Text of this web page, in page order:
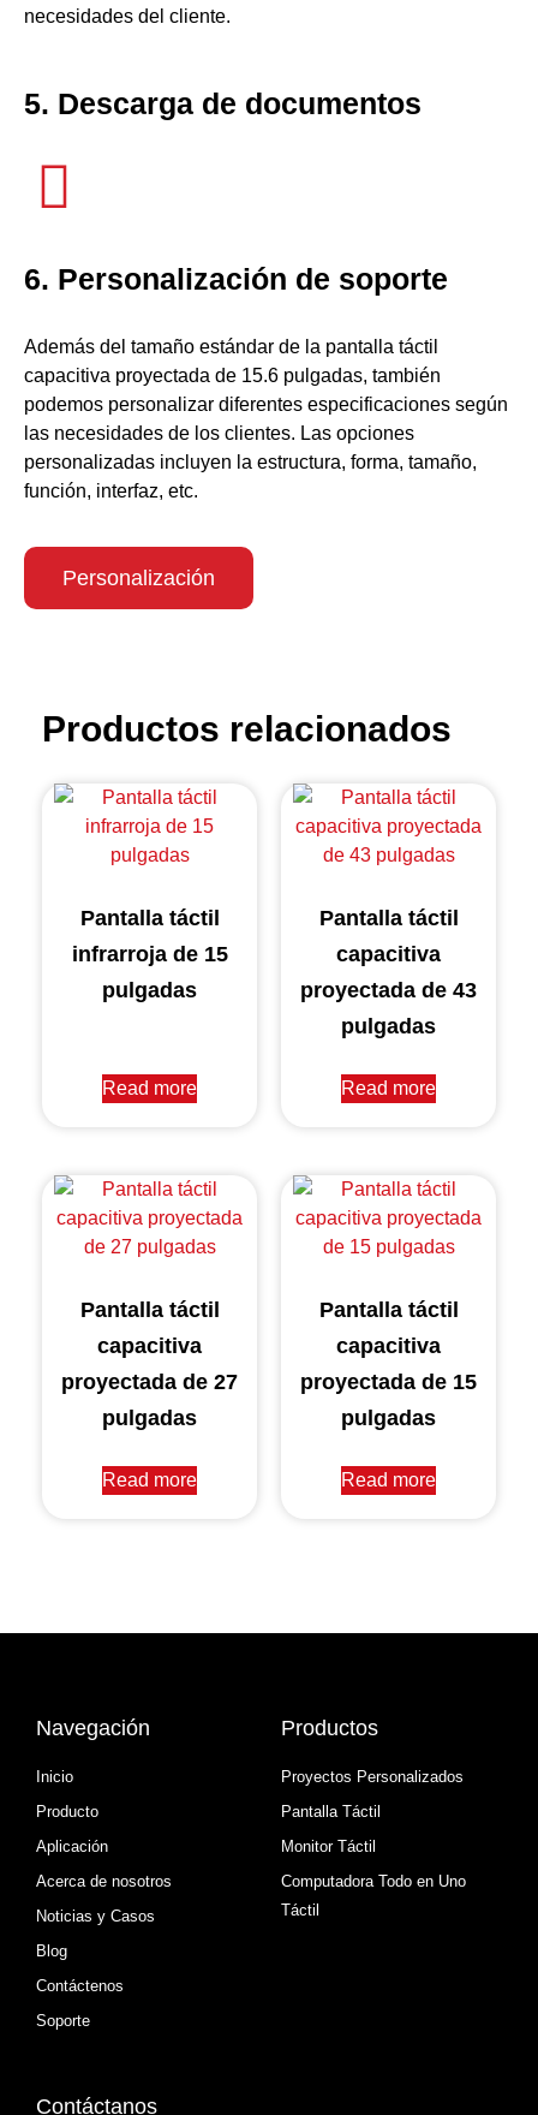
necesidades del cliente.
5. Descarga de documentos
6. Personalización de soporte
Además del tamaño estándar de la pantalla táctil
capacitiva proyectada de 15.6 pulgadas, también
podemos personalizar diferentes especificaciones según
las necesidades de los clientes. Las opciones
personalizadas incluyen la estructura, forma, tamaño,
función, interfaz, etc.
Personalización
Productos relacionados
Pantalla táctil
infrarroja de 15
pulgadas
Read more
Pantalla táctil
capacitiva
proyectada de 43
pulgadas
Read more
Pantalla táctil
capacitiva
proyectada de 27
pulgadas
Read more
Pantalla táctil
capacitiva
proyectada de 15
pulgadas
Read more
Navegación
Inicio
Producto
Aplicación
Acerca de nosotros
Noticias y Casos
Blog
Contáctenos
Soporte
Productos
Proyectos Personalizados
Pantalla Táctil
Monitor Táctil
Computadora Todo en Uno
Táctil
Contáctanos